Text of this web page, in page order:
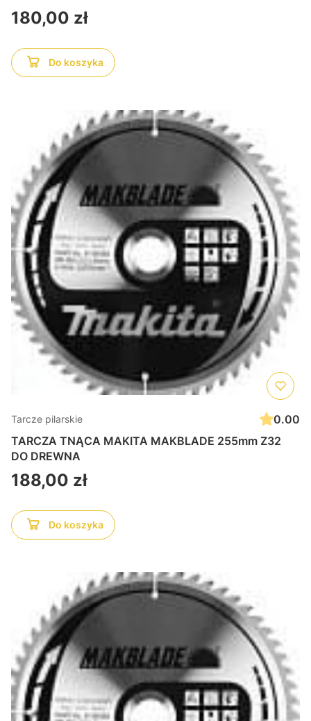
Cena
180,00 zł
Do koszyka
Tarcze pilarskie
0.00
TARCZA TNĄCA MAKITA MAKBLADE 255mm Z32
DO DREWNA
Cena
188,00 zł
Do koszyka